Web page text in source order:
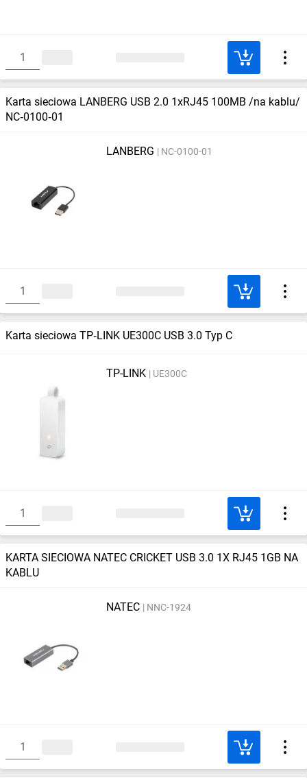
Karta sieciowa LANBERG USB 2.0 1xRJ45 100MB /na kablu/
NC‑0100‑01
LANBERG NC-0100-01
Karta sieciowa TP‑LINK UE300C USB 3.0 Typ C
TP-LINK UE300C
KARTA SIECIOWA NATEC CRICKET USB 3.0 1X RJ45 1GB NA
KABLU
NATEC NNC-1924